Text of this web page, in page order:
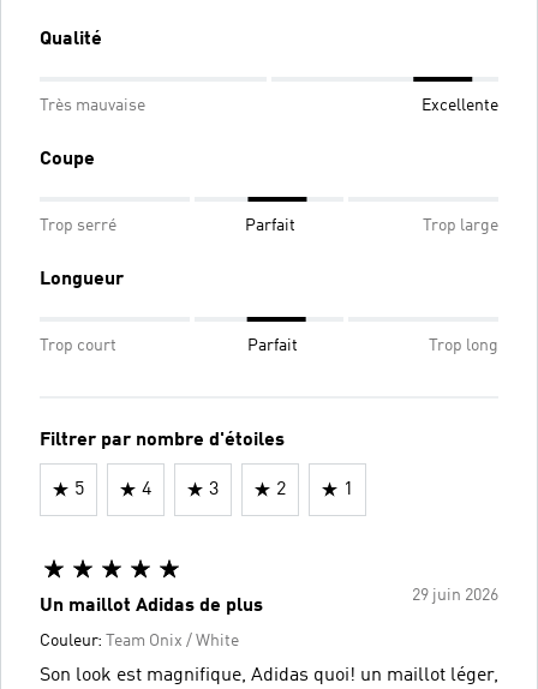
Qualité
Très mauvaise Excellente
Coupe
Trop serré Parfait Trop large
Longueur
Trop court Parfait Trop long
Filtrer par nombre d'étoiles
5 4 3 2 1
29 juin 2026
Un maillot Adidas de plus
Couleur: Team Onix / White
Son look est magnifique, Adidas quoi! un maillot léger,